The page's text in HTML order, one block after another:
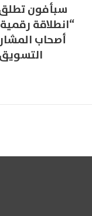
سبأفون تطلق
“انطلاقة
أصحاب